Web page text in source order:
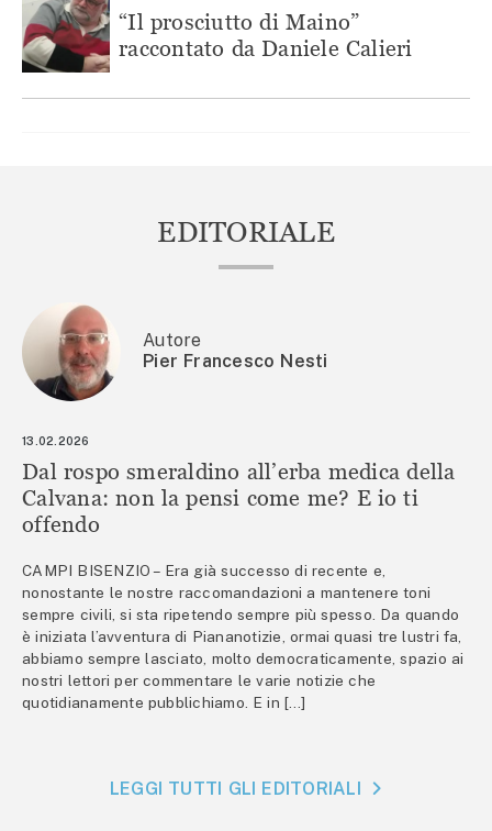
“Il prosciutto di Maino”
raccontato da Daniele Calieri
EDITORIALE
Autore
Pier Francesco Nesti
13.02.2026
Dal rospo smeraldino all’erba medica della
Calvana: non la pensi come me? E io ti
offendo
CAMPI BISENZIO – Era già successo di recente e,
nonostante le nostre raccomandazioni a mantenere toni
sempre civili, si sta ripetendo sempre più spesso. Da quando
è iniziata l’avventura di Piananotizie, ormai quasi tre lustri fa,
abbiamo sempre lasciato, molto democraticamente, spazio ai
nostri lettori per commentare le varie notizie che
quotidianamente pubblichiamo. E in […]
LEGGI TUTTI GLI EDITORIALI